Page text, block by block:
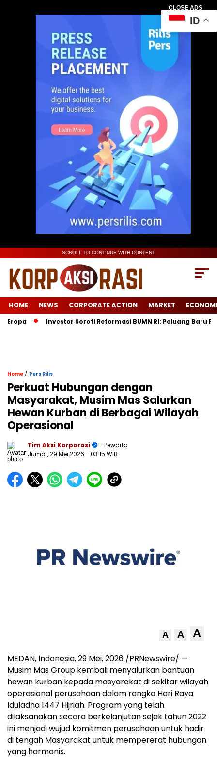
CLOSE ADS
SCROLL TO CONTINUE WITH CONTENT
HOME NEWS CORPORATE ACTION MARKET
Investor Soroti Reformasi BUMN RI: Peluang Baru Pasca
Home / Pers Rilis
Perkuat Hubungan dengan
Masyarakat, Musim Mas Salurkan
Hewan Kurban di Berbagai Wilayah
Operasional
Tim Aksi Korporasi
- Pewarta
Jumat, 29 Mei 2026 - 03:15 WIB
A A A
MEDAN, Indonesia,29 Mei, 2026 /PRNewswire/ —
Musim Mas Group kembali menyalurkan bantuan
hewan kurban kepada masyarakat di sekitar wilayah
operasional perusahaan dalam rangka Hari Raya
Iduladha 1447 Hijriah. Program yang telah
dilaksanakan secara berkelanjutan sejak tahun 2022
ini menjadi wujud komitmen perusahaan untuk hadir
di tengah Masyarakat untuk mempererat hubungan
yang harmonis.
ID